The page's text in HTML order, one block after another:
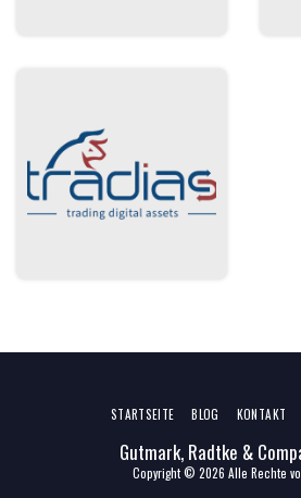
Gutmark, Radtke &
Copyright © 2026 Alle Rechte
STARTSEITE BLOG KONTAKT